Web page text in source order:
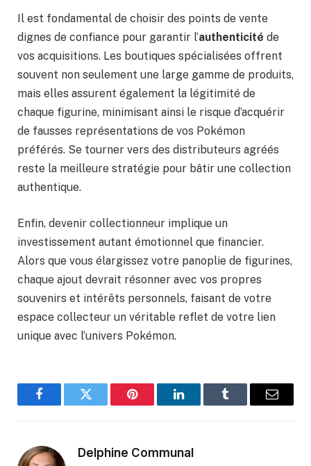
Il est fondamental de choisir des points de vente
dignes de confiance pour garantir l’authenticité de
vos acquisitions. Les boutiques spécialisées offrent
souvent non seulement une large gamme de produits,
mais elles assurent également la légitimité de
chaque figurine, minimisant ainsi le risque d’acquérir
de fausses représentations de vos Pokémon
préférés. Se tourner vers des distributeurs agréés
reste la meilleure stratégie pour bâtir une collection
authentique.
Enfin, devenir collectionneur implique un
investissement autant émotionnel que financier.
Alors que vous élargissez votre panoplie de figurines,
chaque ajout devrait résonner avec vos propres
souvenirs et intérêts personnels, faisant de votre
espace collecteur un véritable reflet de votre lien
unique avec l’univers Pokémon.
FacebookTwitter Pinterest LinkedInTumblr Email
Delphine Communal